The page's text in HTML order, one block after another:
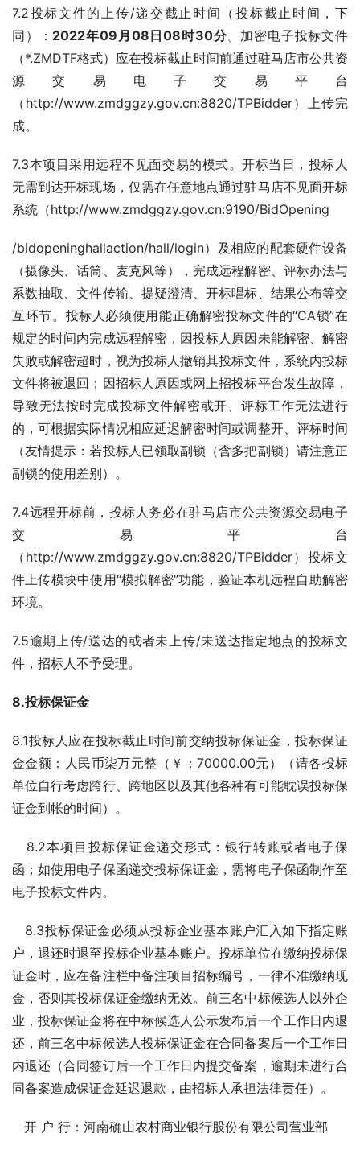
7.2投标文件的上传/递交截止时间（投标截止时间，下
同）： 2022年09 月 08 日08时30分。加密电子投标文件
（*.ZMDTF格式）应在投标截止时间前通过驻马店市公共资
源交易电子交易平台
（http://www.zmdggzy.gov.cn:8820/TPBidder）上传完
成。
7.3本项目采用远程不见面交易的模式。开标当日，投标人
无需到达开标现场，仅需在任意地点通过驻马店不见面开标
系统（http://www.zmdggzy.gov.cn:9190/BidOpening
/bidopeninghallaction/hall/login）及相应的配套硬件设备
（摄像头、话筒、麦克风等），完成远程解密、评标办法与
系数抽取、文件传输、提疑澄清、开标唱标、结果公布等交
互环节。投标人必须使用能正确解密投标文件的“CA锁”在
规定的时间内完成远程解密，因投标人原因未能解密、解密
失败或解密超时，视为投标人撤销其投标文件，系统内投标
文件将被退回；因招标人原因或网上招投标平台发生故障，
导致无法按时完成投标文件解密或开、评标工作无法进行
的，可根据实际情况相应延迟解密时间或调整开、评标时间
（友情提示：若投标人已领取副锁（含多把副锁）请注意正
副锁的使用差别）。
7.4远程开标前，投标人务必在驻马店市公共资源交易电子
交易平台
（http://www.zmdggzy.gov.cn:8820/TPBidder）投标文
件上传模块中使用“模拟解密”功能，验证本机远程自助解密
环境。
7.5逾期上传/送达的或者未上传/未送达指定地点的投标文
件，招标人不予受理。
8.投标保证金
8.1投标人应在投标截止时间前交纳投标保证金，投标保证
金金额：人民币柒万元整（￥：70000.00元）（请各投标
单位自行考虑跨行、跨地区以及其他各种有可能耽误投标保
证金到帐的时间）。
8.2本项目投标保证金递交形式：银行转账或者电子保
函；如使用电子保函递交投标保证金，需将电子保函制作至
电子投标文件内。
8.3投标保证金必须从投标企业基本账户汇入如下指定账
户，退还时退至投标企业基本账户。投标单位在缴纳投标保
证金时，应在备注栏中备注项目招标编号，一律不准缴纳现
金，否则其投标保证金缴纳无效。前三名中标候选人以外企
业，投标保证金将在中标候选人公示发布后一个工作日内退
还，前三名中标候选人投标保证金在合同备案后一个工作日
内退还（合同签订后一个工作日内提交备案，逾期未进行合
同备案造成保证金延迟退款，由招标人承担法律责任）。
开 户 行：河南确山农村商业银行股份有限公司营业部